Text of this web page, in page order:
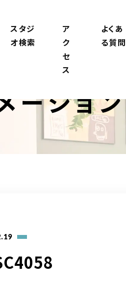
スタジ
オ検索
ア
ク
セ
ス
よくあ
る質問
ーション